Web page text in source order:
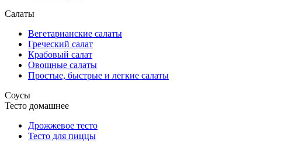
Салаты
Вегетарианские салаты
Греческий салат
Крабовый салат
Овощные салаты
Простые, быстрые и легкие салаты
Соусы
Тесто домашнее
Дрожжевое тесто
Тесто для пиццы